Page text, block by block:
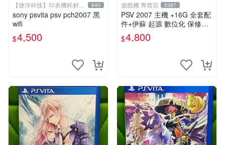
【捷洋科技】印表機耗材專
賣
840
sony psvita psv pch2007 黑
wifi
$4,500
遊戲機 專賣店 5387
PSV 2007 主機 +16G 全套配
件+伊蘇 起源 數位化 保修一
年 品質有保障
$4,800